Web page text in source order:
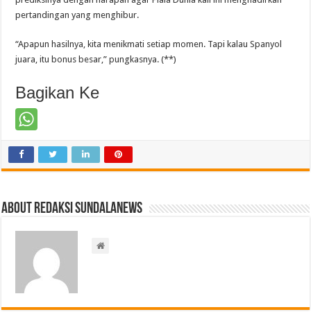
pertandingan yang menghibur.
“Apapun hasilnya, kita menikmati setiap momen. Tapi kalau Spanyol
juara, itu bonus besar,” pungkasnya. (**)
Bagikan Ke
About Redaksi Sundalanews